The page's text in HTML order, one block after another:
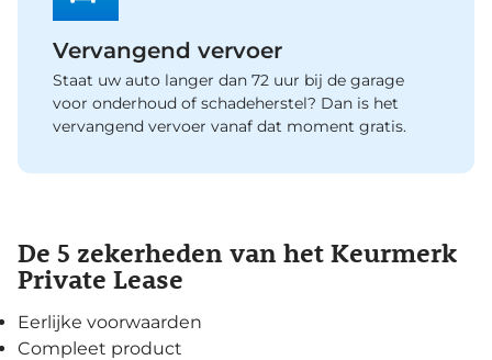
Vervangend vervoer
Staat uw auto langer dan 72 uur bij de garage
voor onderhoud of schadeherstel? Dan is het
vervangend vervoer vanaf dat moment gratis.
De 5 zekerheden van het Keurmerk
Private Lease
Eerlijke voorwaarden
Compleet product